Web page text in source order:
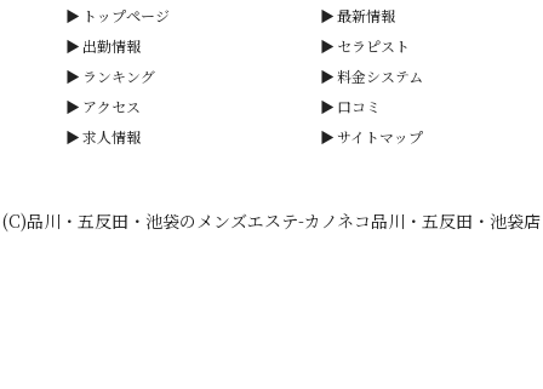
トップページ
最新情報
出勤情報
セラピスト
ランキング
料金システム
アクセス
口コミ
求人情報
サイトマップ
(C)品川・五反田・池袋のメンズエステ-カノネコ品川・五反田・池袋店